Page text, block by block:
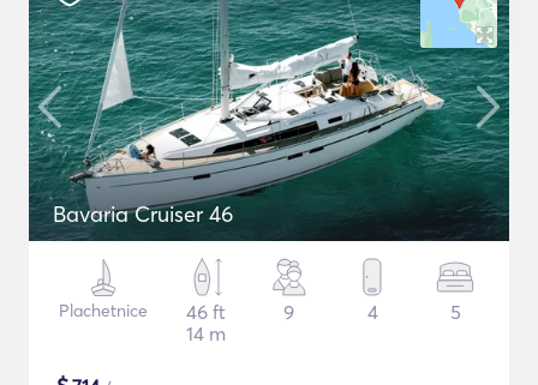
Bavaria Cruiser 46
Plachetnice
46 ft
14 m
9 4 5